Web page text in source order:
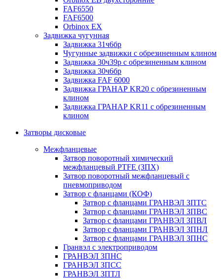
FAF6550
FAF6500
Orbinox EX
Задвижка чугунная
Задвижка 31ч6бр
Чугунные задвижки с обрезиненным клином
Задвижка 30ч39р с обрезиненным клином
Задвижка 30ч6бр
Задвижка FAF 6000
Задвижка ГРАНАР KR20 с обрезиненным
клином
Задвижка ГРАНАР KR11 с обрезиненным
клином
Затворы дисковые
Межфланцевые
Затвор поворотный химический
межфланцевый PTFE (ЗПХ)
Затвор поворотный межфланцевый с
пневмоприводом
Затвор с фланцами (КОФ)
Затвор с фланцами ГРАНВЭЛ ЗПТС
Затвор с фланцами ГРАНВЭЛ ЗПВС
Затвор с фланцами ГРАНВЭЛ ЗПВЛ
Затвор с фланцами ГРАНВЭЛ ЗПНЛ
Затвор с фланцами ГРАНВЭЛ ЗПНС
Гранвэл с электроприводом
ГРАНВЭЛ ЗПНС
ГРАНВЭЛ ЗПСС
ГРАНВЭЛ ЗПТЛ